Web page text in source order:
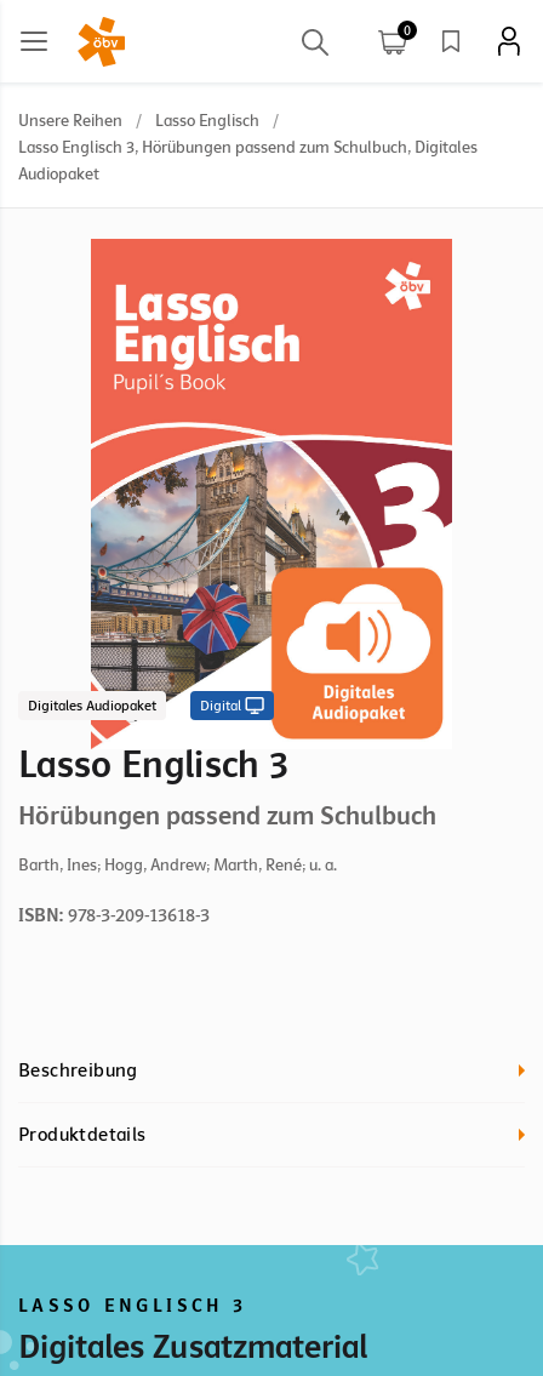
0
Unsere Reihen / Lasso Englisch
/
Lasso Englisch 3, Hörübungen passend zum Schulbuch, Digitales
Audiopaket
Digitales Audiopaket Digital
Lasso Englisch 3
Hörübungen passend zum Schulbuch
Barth, Ines; Hogg, Andrew; Marth, René; u. a.
ISBN: 978-3-209-13618-3
Beschreibung
Produktdetails
LASSO ENGLISCH 3
Digitales Zusatzmaterial